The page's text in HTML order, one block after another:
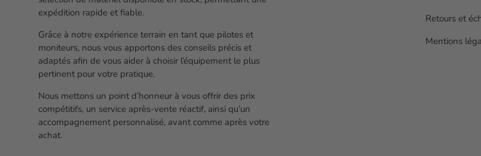
expédition rapide et fiable.
Grâce à notre expérience terrain en tant que pilotes et
moniteurs, nous vous apportons des conseils précis et
adaptés afin de vous aider à choisir l’équipement le plus
pertinent pour votre pratique.
Nous mettons un point d’honneur à vous offrir des prix
compétitifs, un service après-vente réactif, ainsi qu’un
accompagnement personnalisé, avant comme après votre
achat.
Retours et
Mentions